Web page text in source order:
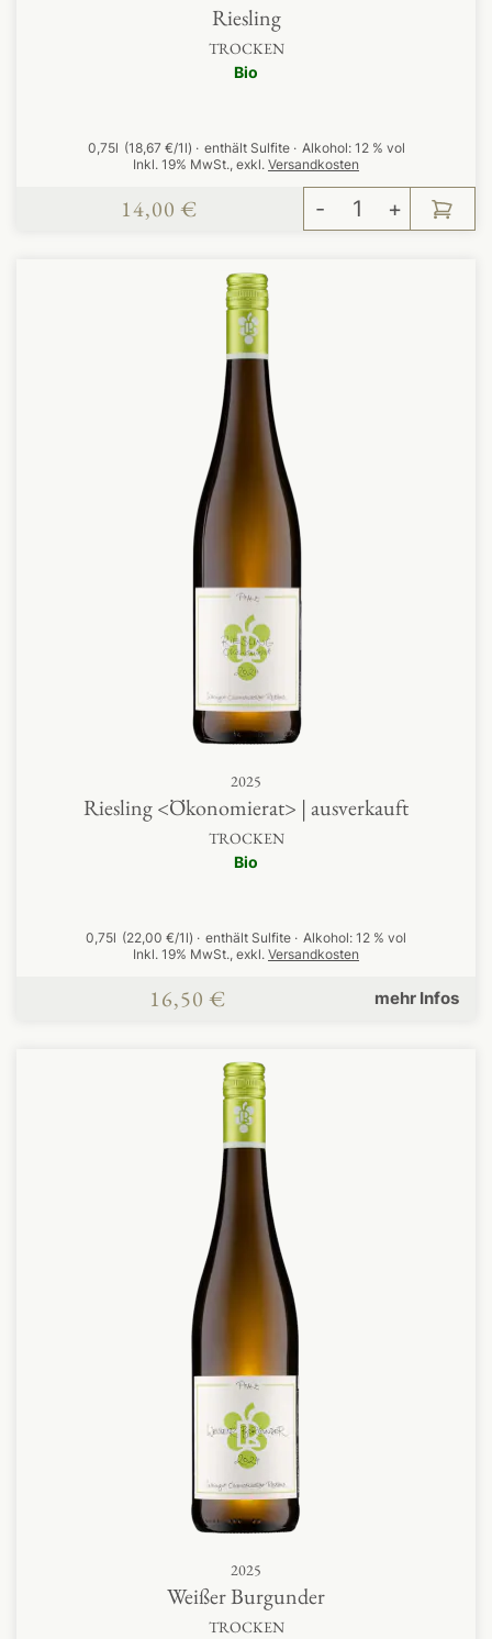
Riesling
TROCKEN
Bio
0,75l (18,67 €/1l) enthält Sulfite Alkohol: 12 % vol
14,00 €
Inkl. 19% MwSt., exkl. Versandkosten
- +
2025
Riesling <Ökonomierat> | ausverkauft
TROCKEN
Bio
0,75l (22,00 €/1l) enthält Sulfite Alkohol: 12 % vol
16,50 €
Inkl. 19% MwSt. exkl. Versandkosten
mehr Infos
2025
Weißer Burgunder
TROCKEN